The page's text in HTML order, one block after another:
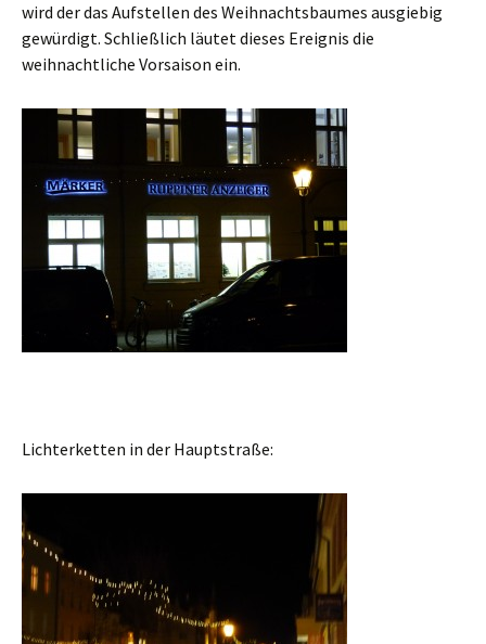
wird der das Aufstellen des Weihnachtsbaumes ausgiebig
gewürdigt. Schließlich läutet dieses Ereignis die
weihnachtliche Vorsaison ein.
Lichterketten in der Hauptstraße: